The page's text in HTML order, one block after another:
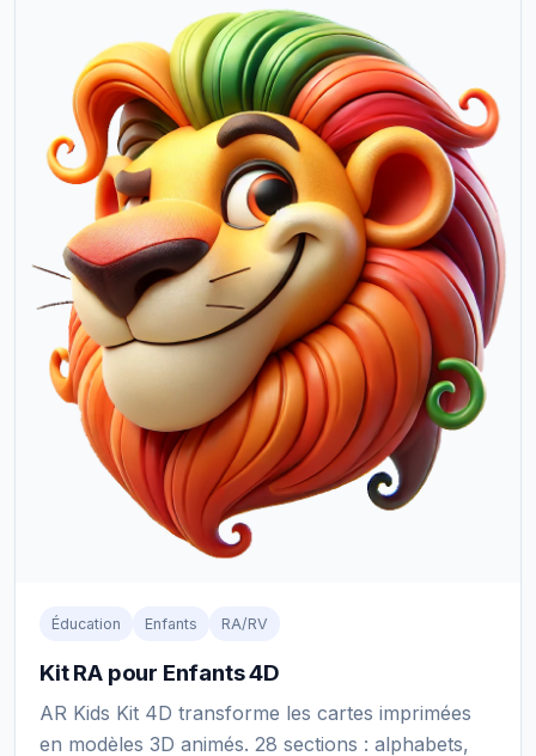
Éducation Enfants RA/RV
Kit RA pour Enfants 4D
AR Kids Kit 4D transforme les cartes imprimées
en modèles 3D animés. 28 sections : alphabets,